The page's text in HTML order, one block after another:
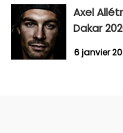
Axel
Dakar
6 janvier